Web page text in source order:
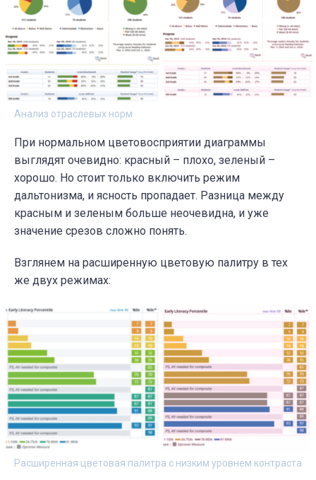
Анализ отраслевых норм
При нормальном цветовосприятии диаграммы
выглядят очевидно: красный – плохо, зеленый –
хорошо. Но стоит только включить режим
дальтонизма, и ясность пропадает. Разница между
красным и зеленым больше неочевидна, и уже
значение срезов сложно понять.
Взглянем на расширенную цветовую палитру в тех
же двух режимах:
Расширенная цветовая палитра с низким уровнем контраста